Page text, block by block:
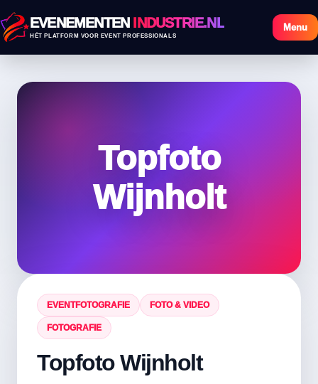
EVENEMENTEN INDUSTRIE.NL
HÉT PLATFORM VOOR EVENT PROFESSIONALS
Menu
Topfoto
Wijnholt
EVENTFOTOGRAFIE FOTO & VIDEO
FOTOGRAFIE
Topfoto Wijnholt